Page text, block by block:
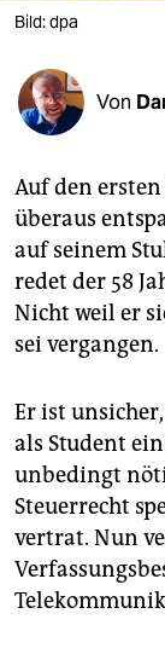
verlag
veranstaltungen
shop
unterstützen
abo
genossenschaft
epaper login
Bild: dpa
Von
Auf den
überaus
auf seinem
redet der 58
Nicht weil er
sei vergangen.
Er ist
als Student
unbedingt
Steuerrecht
vertrat. Nun